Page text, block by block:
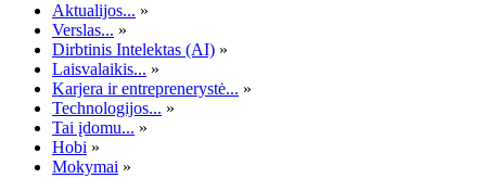
Aktualijos... »
Verslas... »
Dirbtinis Intelektas (AI) »
Laisvalaikis... »
Karjera ir entreprenerystė... »
Technologijos... »
Tai įdomu... »
Hobi »
Mokymai »